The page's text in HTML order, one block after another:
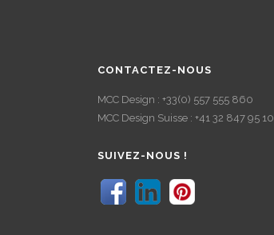
CONTACTEZ-NOUS
MCC Design : +33(0) 557 555 860
MCC Design Suisse : +41 32 847 95 10
SUIVEZ-NOUS !